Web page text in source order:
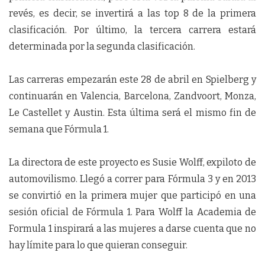
revés, es decir, se invertirá a las top 8 de la primera
clasificación. Por último, la tercera carrera estará
determinada por la segunda clasificación.
Las carreras empezarán este 28 de abril en Spielberg y
continuarán en Valencia, Barcelona, Zandvoort, Monza,
Le Castellet y Austin. Esta última será el mismo fin de
semana que Fórmula 1.
La directora de este proyecto es Susie Wolff, expiloto de
automovilismo. Llegó a correr para Fórmula 3 y en 2013
se convirtió en la primera mujer que participó en una
sesión oficial de Fórmula 1. Para Wolff la Academia de
Formula 1 inspirará a las mujeres a darse cuenta que no
hay límite para lo que quieran conseguir.